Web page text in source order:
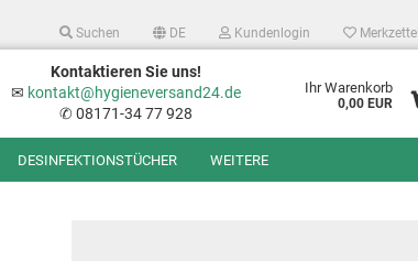
Suchen DE Kundenlogin Merkzettel
Kontaktieren Sie uns!
✉ kontakt@hygieneversand24.de
✆ 08171-34 77 928
Ihr Warenkorb
0,00 EUR
DESINFEKTIONSTÜCHER WEITERE